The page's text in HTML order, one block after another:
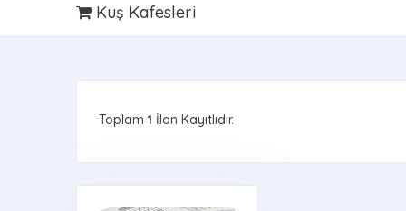
Kuş Kafesleri
Toplam 1 İlan Kayıtlıdır.